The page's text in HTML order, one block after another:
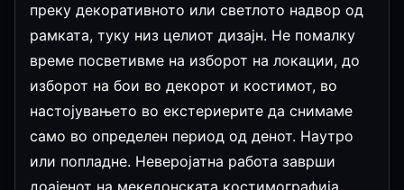
преку декоративното или светлото надвор од
рамката, туку низ целиот дизајн. Не помалку
време посветивме на изборот на локации, до
изборот на бои во декорот и костимот, во
настојувањето во екстериерите да снимаме
само во определен период од денот. Наутро
или попладне. Неверојатна работа заврши